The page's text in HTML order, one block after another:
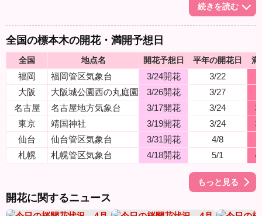
続きを読む
全国の標本木の開花・満開予想日
全国 地点名 開花予想日 平年の開花日 満
福岡 福岡管区気象台 3/24開花 3/22
大阪
大阪城公園西の丸庭園 3/26開花 3/27
名古屋
名古屋地方気象台 3/17開花 3/24
東京
靖国神社 3/19開花 3/24
仙台
仙台管区気象台 3/31開花 4/8
札幌
札幌管区気象台 4/18開花 5/1
もっと見る
開花に関するニュース